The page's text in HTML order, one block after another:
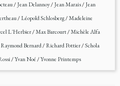
/Jean Delannoy/Jean Marais/Jean
/Léopold Schlosberg/Madeleine
L'Herbier/Max Barcourt/Michèle Alfa
Raymond Bernard/Richard Pottier/Schola
/Yvan Noé/Yvonne Printemps